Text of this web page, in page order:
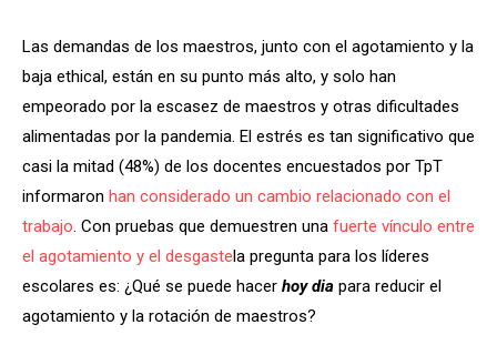
Las demandas de los maestros, junto con el agotamiento y la
baja ethical, están en su punto más alto, y solo han
empeorado por la escasez de maestros y otras dificultades
alimentadas por la pandemia. El estrés es tan significativo que
casi la mitad (48%) de los docentes encuestados por TpT
informaron han considerado un cambio relacionado con el
trabajo. Con pruebas que demuestren una fuerte vínculo entre
el agotamiento y el desgastela pregunta para los líderes
escolares es: ¿Qué se puede hacer hoy dia para reducir el
agotamiento y la rotación de maestros?